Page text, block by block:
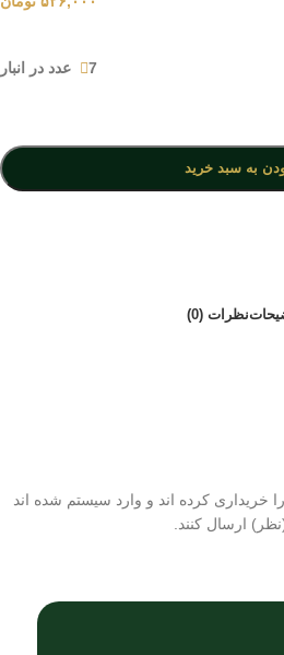
7 عدد در انبار
به سبد خرید
نظرات (0)
کرده اند و وارد سیستم شده اند
ارسال کنند.